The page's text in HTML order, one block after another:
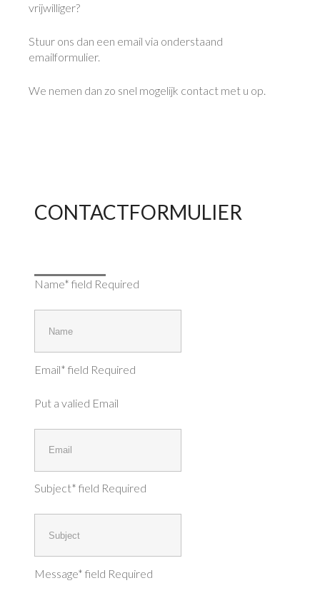
vrijwilliger?
Stuur ons dan een email via onderstaand
emailformulier.
We nemen dan zo snel mogelijk contact met u op.
CONTACTFORMULIER
Name* field Required
Email* field Required
Put a valied Email
Subject* field Required
Message* field Required